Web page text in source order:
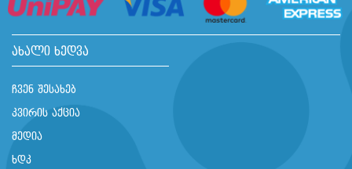
ახალი ხედვა
ჩვენ შესახებ
კვირის აქცია
მედია
ხდკ